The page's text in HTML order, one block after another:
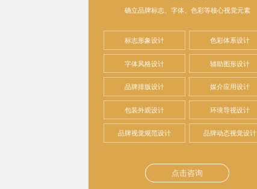
确立品牌标志、字体、色彩等核心视觉元素
标志形象设计 色彩体系设计
字体风格设计 辅助图形设计
品牌排版设计 媒介应用设计
包装外观设计 环境导视设计
品牌视觉规范设计 品牌动态视觉设计
点击咨询